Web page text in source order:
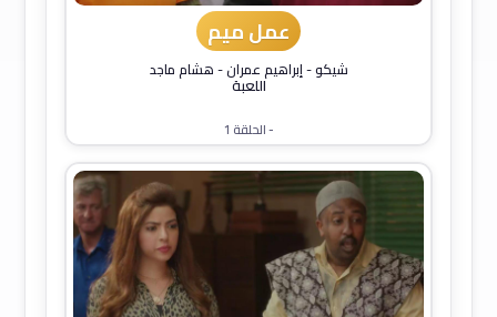
عمل ميم
شيكو-إبراهيم عمران-هشام ماجد
اللعبة
- الحلقة 1